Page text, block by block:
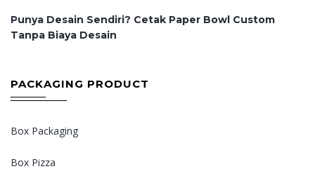
Punya Desain Sendiri? Cetak Paper Bowl Custom
Tanpa Biaya Desain
PACKAGING PRODUCT
Box Packaging
Box Pizza